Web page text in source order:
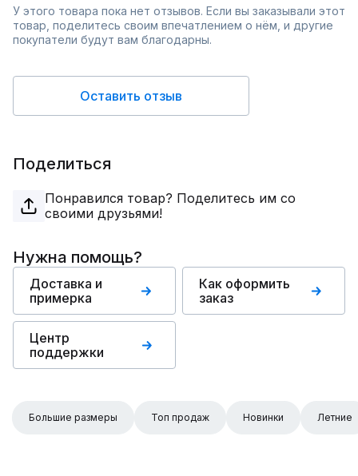
У этого товара пока нет отзывов. Если вы заказывали этот
товар, поделитесь своим впечатлением о нём, и другие
покупатели будут вам благодарны.
Оставить отзыв
Поделиться
Понравился товар? Поделитесь им со
своими друзьями!
Нужна помощь?
Доставка и
примерка
Как оформить
заказ
Центр
поддержки
Большие размеры Топ продаж Новинки Летние